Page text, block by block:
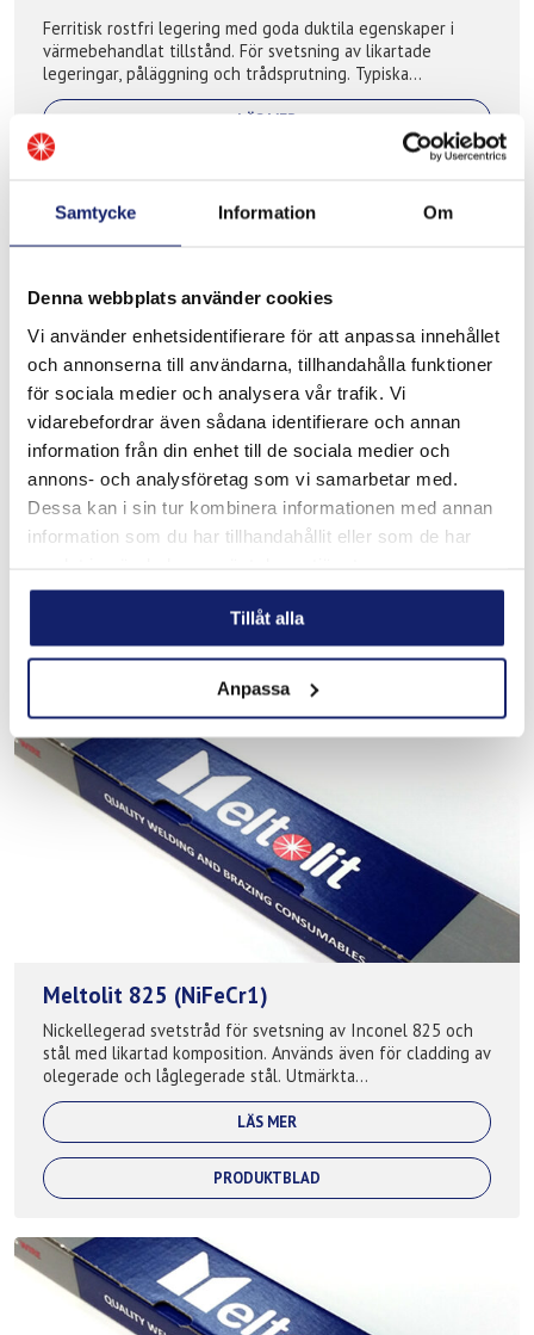
Samtycke Information Om
Denna webbplats använder cookies
Vi använder enhetsidentifierare för att anpassa innehållet
och annonserna till användarna, tillhandahålla funktioner
för sociala medier och analysera vår trafik. Vi
vidarebefordrar även sådana identifierare och annan
information från din enhet till de sociala medier och
annons- och analysföretag som vi samarbetar med.
Dessa kan i sin tur kombinera informationen med annan
information som du har tillhandahållit eller som de har
Tillåt alla
Anpassa
Ferritisk rostfri legering med goda duktila egenskaper i
värmebehandlat tillstånd. För svetsning av likartade
legeringar, påläggning och trådsprutning. Typiska
applikationer: Avgassystem, gjutva...
LÄS MER
Meltolit 309L
Lågkolhaltig krom/nickel/molybden legerad tigtråd för
LÄS MER
PRODUKTBLAD
Meltolit 825 (NiFeCr1)
Nickellegerad svetstråd för svetsning av Inconel 825 och
stål med likartad komposition. Används även för cladding av
olegerade och låglegerade stål. Utmärkta
korrosionsbeständiga egenskaper speciel...
LÄS MER
PRODUKTBLAD